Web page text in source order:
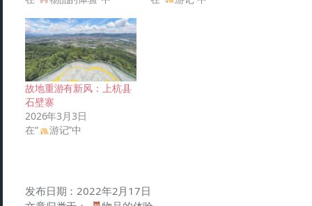
故地重游有新风：上杭县
石壁寨
2026年3月3日
在“
游记”中
发布日期：2022年2月17日